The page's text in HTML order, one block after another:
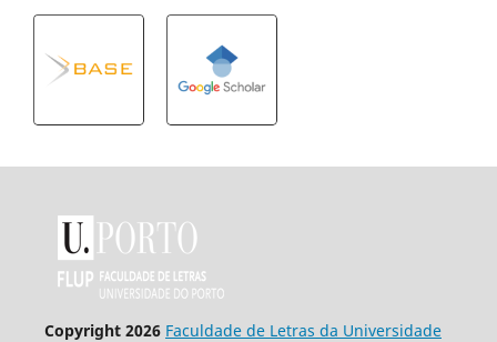
Copyright 2026 Faculdade de Letras da Universidade